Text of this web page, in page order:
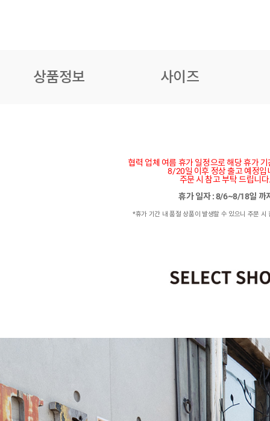
상품정보 사이즈
협력 업체 여름 휴가 일정으로 해당 휴가
8/20일 이후 정상 출고 예정입
주문 시 참고 부탁 드립니
휴가 일자 : 8/6~8/18일 까
*휴가 기간 내 품절 상품이 발생할 수 있으니 주문 시